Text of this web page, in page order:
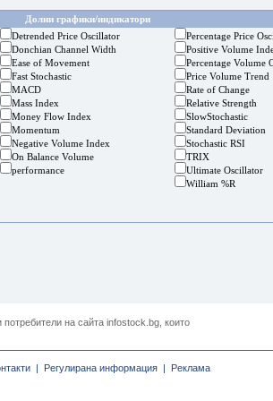
Долни графики/индикатори
Detrended Price Oscillator
Donchian Channel Width
Ease of Movement
Fast Stochastic
MACD
Mass Index
Money Flow Index
Momentum
Negative Volume Index
On Balance Volume
performance
Percentage Price
Positive Volume
Percentage Volume
Price Volume Trend
Rate of Change
Relative Strength
SlowStochastic
Standard Deviation
Stochastic RSI
TRIX
Ultimate Oscillator
William %R
на сайта infostock.bg, които
| Регулирана информация | Реклама